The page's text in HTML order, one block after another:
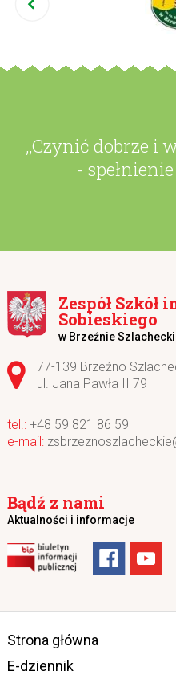
,,Czynić dobrze i
-
Zespół Szkół
Sobieskiego
w Brzeźnie
Adres pocztowy:
77-139 Brzeźno
ul. Jana Pawła II 79
+48 59 821 86 59
Bądź z nami
Aktualności i informacje
Strona główna
E-dziennik